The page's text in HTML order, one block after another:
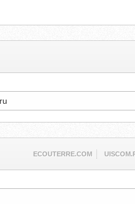
ECOUTERRE.COM